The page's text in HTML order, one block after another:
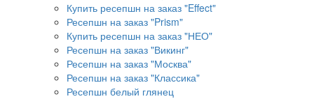
Купить ресепшн на заказ "Effect"
Ресепшн на заказ "Prism"
Купить ресепшн на заказ "НЕО"
Ресепшн на заказ "Викинг"
Ресепшн на заказ "Москва"
Ресепшн на заказ "Классика"
Ресепшн белый глянец